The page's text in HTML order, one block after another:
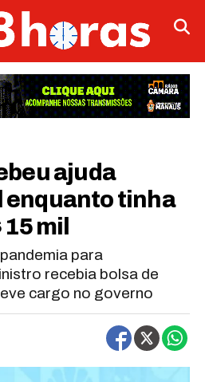
ajuda
enquanto tinha
mil
para
recebia bolsa de
cargo no governo